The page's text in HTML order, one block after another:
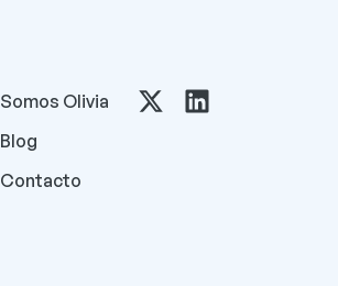
Somos Olivia
Blog
Contacto